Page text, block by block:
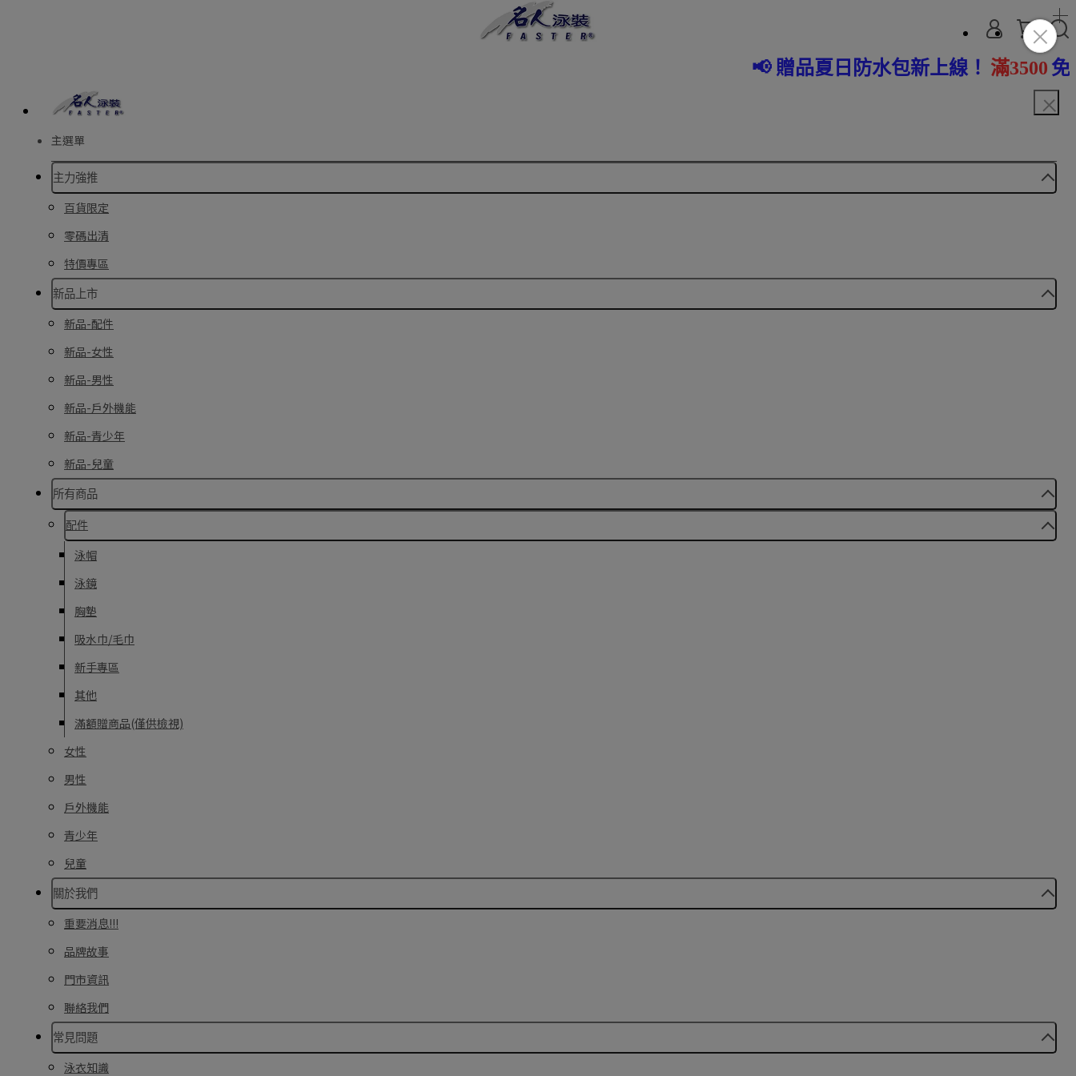
📢 贈品夏日防水包新上線！滿3500免費帶回家~!
主選單
主力強推
百貨限定
零碼出清
特價專區
新品上市
新品-配件
新品-女性
新品-男性
新品-戶外機能
新品-青少年
新品-兒童
所有商品
配件
泳帽
泳鏡
胸墊
吸水巾/毛巾
新手專區
其他
滿額贈商品(僅供檢視)
女性
男性
戶外機能
青少年
兒童
關於我們
重要消息!!!
品牌故事
門市資訊
聯絡我們
常見問題
泳衣知識